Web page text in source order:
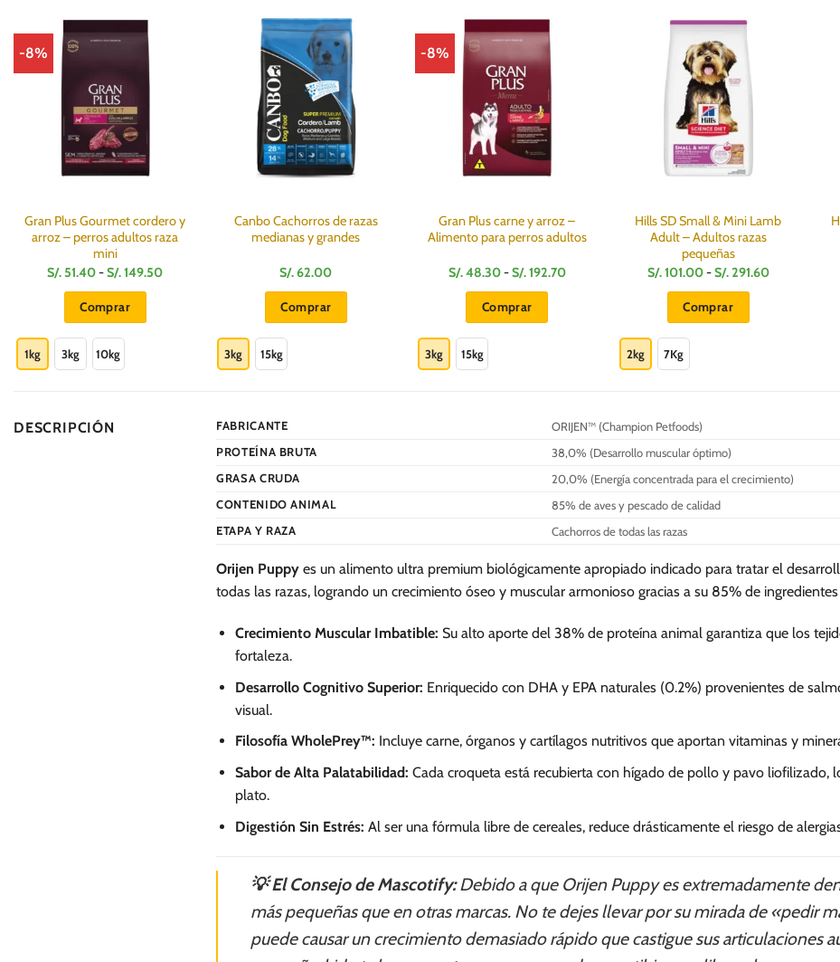
-8%
Gran Plus Gourmet cordero y
arroz – perros adultos raza
mini
S/. 51.40-S/.149.50Rango
Comprar
producto
tiene
Las
1kg 3kg 10kg
Canbo Cachorros de razas
medianas y grandes
S/.62.00
Comprar
opciones
pueden
de
3kg 15kg
-8%
Gran Plus carne y arroz –
Alimento para perros adultos
S/.48.30-S/.192.70Rango
Comprar
opciones
la
página
3kg 15kg
Hills SD Small & Mini Lamb
Adult – Adultos razas
pequeñas
S/.101.00-S/.291.60Rango
Comprar
opciones
se
pueden
página
de
2kg 7Kg
DESCRIPCIÓN FABRICANTE
ORIJEN™ (Champion Petfoods)
PROTEÍNA BRUTA
38,0% (Desarrollo muscular óptimo)
GRASA CRUDA
20,0% (Energía concentrada para el crecimiento)
CONTENIDO ANIMAL
85% de aves y pescado de calidad
ETAPA Y RAZA
Cachorros de todas las razas
Orijen Puppy es un alimento ultra premium biológicamente apropiado indicado para tratar el
todas las razas, logrando un crecimiento óseo y muscular armonioso gracias a su 85% de
Crecimiento Muscular Imbatible: Su alto aporte del 38% de proteína animal garantiza que los
fortaleza.
Desarrollo Cognitivo Superior: Enriquecido con DHA y EPA naturales (0.2%) provenientes de
visual.
Filosofía WholePrey™: Incluye carne, órganos y cartílagos nutritivos que aportan vitaminas y
Sabor de Alta Palatabilidad: Cada croqueta está recubierta con hígado de pollo y pavo liofilizado,
plato.
Digestión Sin Estrés: Al ser una fórmula libre de cereales, reduce drásticamente el riesgo de
💡 El Consejo de Mascotify:Debido a que Orijen Puppy es extremadamente
más pequeñas que en otras marcas. No te dejes llevar por su mirada de «pedir
puede causar un crecimiento demasiado rápido que castigue sus articulaciones